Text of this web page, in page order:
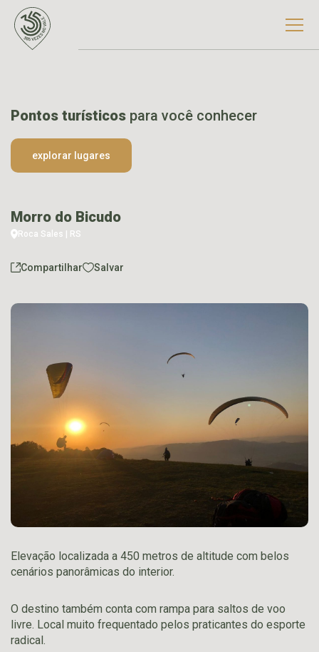
Pontos turísticos para você conhecer
explorar lugares
Morro do Bicudo
Roca Sales | RS
Compartilhar Salvar
Elevação localizada a 450 metros de altitude com belos
cenários panorâmicas do interior.
O destino também conta com rampa para saltos de voo
livre. Local muito frequentado pelos praticantes do esporte
radical.